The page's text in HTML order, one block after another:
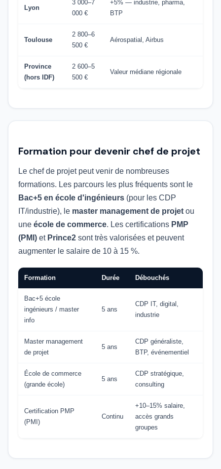
Lyon
3 000–7
000 €
+5% — industrie, pharma,
BTP
Toulouse
2 800–6
500 €
Aérospatial, Airbus
Province
(hors IDF)
2 600–5
500 €
Valeur médiane régionale
Formation pour devenir chef de projet
Le chef de projet peut venir de nombreuses
formations. Les parcours les plus fréquents sont le
Bac+5 en école d'ingénieurs (pour les CDP
IT/industrie), le master management de projet ou
une école de commerce. Les certifications PMP
(PMI) et Prince2 sont très valorisées et peuvent
augmenter le salaire de 10 à 15 %.
Formation Durée Débouchés
Bac+5 école
ingénieurs / master
info
5 ans
CDP IT, digital,
industrie
Master management
de projet
5 ans
CDP généraliste,
BTP, événementiel
École de commerce
(grande école)
5 ans
CDP stratégique,
consulting
Certification PMP
(PMI)
Continu
+10–15% salaire,
accès grands
groupes